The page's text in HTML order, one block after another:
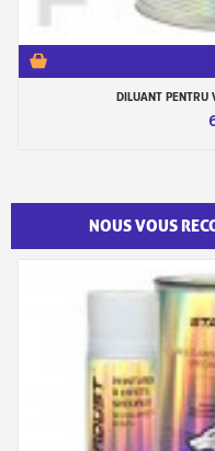
DILUANT PENTRU
NOUS VOUS